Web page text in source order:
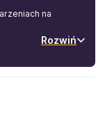
na
Rozwiń